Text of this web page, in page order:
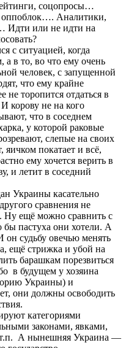
соцопросы…
Аналитики,
Идти или не идти на
с ситуацией, когда
а в то, во что ему очень
человек, с запущенной
что ему крайне
не торопится отдаться в
корову не на кого
что в соседнем
у которой раковые
слепые на своих
покатает и всё,
ему хочется верить в
и летит в соседний
Украины касательно
сравнения не
Ну ещё можно сравнить с
пастуха они хотели. А
он судьбу овечью менять
ещё стрижка и убой на
барашкам порезвиться
в будущем у хозяина
Украины) и
они должны освободить
категориями
законами, явками,
т.п. А нынешняя Украина —